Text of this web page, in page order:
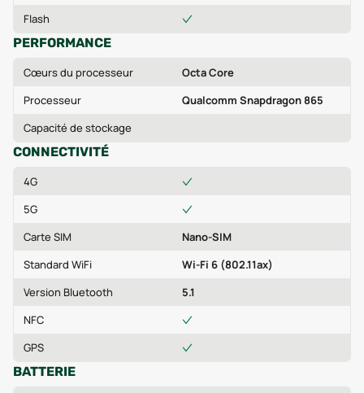
Flash
PERFORMANCE
Cœurs du processeur
Octa Core
Processeur
Qualcomm Snapdragon 865
Capacité de stockage
CONNECTIVITÉ
4G
5G
Carte SIM
Nano-SIM
Standard WiFi
Wi-Fi 6 (802.11ax)
Version Bluetooth
5.1
NFC
GPS
BATTERIE